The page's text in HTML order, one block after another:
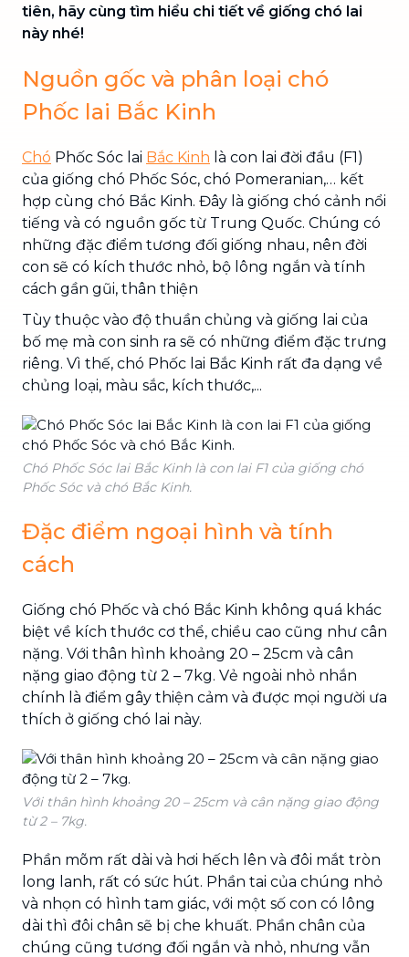
tiên, hãy cùng tìm hiểu chi tiết về giống chó lai
này nhé!
Nguồn gốc và phân loại chó
Phốc lai Bắc Kinh
Chó Phốc Sóc lai Bắc Kinh là con lai đời đầu (F1)
của giống chó Phốc Sóc, chó Pomeranian,… kết
hợp cùng chó Bắc Kinh. Đây là giống chó cảnh nổi
tiếng và có nguồn gốc từ Trung Quốc. Chúng có
những đặc điểm tương đối giống nhau, nên đời
con sẽ có kích thước nhỏ, bộ lông ngắn và tính
cách gần gũi, thân thiện
Tùy thuộc vào độ thuần chủng và giống lai của
bố mẹ mà con sinh ra sẽ có những điểm đặc trưng
riêng. Vì thế, chó Phốc lai Bắc Kinh rất đa dạng về
chủng loại, màu sắc, kích thước,...
Chó Phốc Sóc lai Bắc Kinh là con lai F1 của giống chó
Phốc Sóc và chó Bắc Kinh.
Đặc điểm ngoại hình và tính
cách
Giống chó Phốc và chó Bắc Kinh không quá khác
biệt về kích thước cơ thể, chiều cao cũng như cân
nặng. Với thân hình khoảng 20 – 25cm và cân
nặng giao động từ 2 – 7kg. Vẻ ngoài nhỏ nhắn
chính là điểm gây thiện cảm và được mọi người ưa
thích ở giống chó lai này.
Với thân hình khoảng 20 – 25cm và cân nặng giao động
từ 2 – 7kg.
Phần mõm rất dài và hơi hếch lên và đôi mắt tròn
long lanh, rất có sức hút. Phần tai của chúng nhỏ
và nhọn có hình tam giác, với một số con có lông
dài thì đôi chân sẽ bị che khuất. Phần chân của
chúng cũng tương đối ngắn và nhỏ, nhưng vẫn